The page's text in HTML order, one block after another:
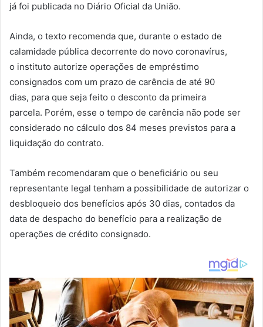
já foi publicada no Diário Oficial da União.
Ainda, o texto recomenda que, durante o estado de
calamidade pública decorrente do novo coronavírus,
o instituto autorize operações de empréstimo
consignados com um prazo de carência de até 90
dias, para que seja feito o desconto da primeira
parcela. Porém, esse o tempo de carência não pode ser
considerado no cálculo dos 84 meses previstos para a
liquidação do contrato.
Também recomendaram que o beneficiário ou seu
representante legal tenham a possibilidade de autorizar o
desbloqueio dos benefícios após 30 dias, contados da
data de despacho do benefício para a realização de
operações de crédito consignado.